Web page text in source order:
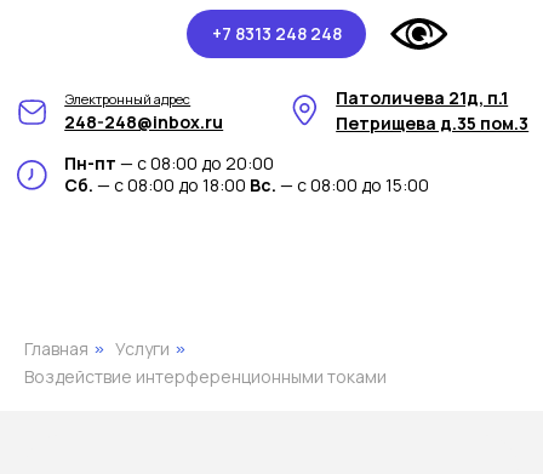
+7 8313 248 248
Пн-пт — с 08:00 до 20:00
Сб.— с 08:00 до 18:00Вс.— с 08:00 до 15:00
Главная » Услуги »
Воздействие интерференционными токами